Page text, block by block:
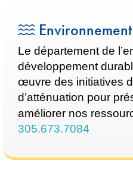
Le département de
développement
œuvre des initiatives
d’atténuation pour
améliorer nos
305.673.7084